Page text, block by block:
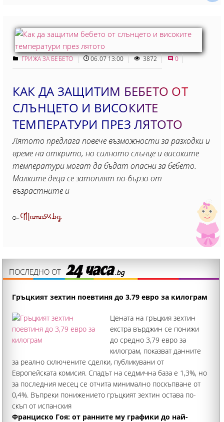
ГРИЖА ЗА БЕБЕТО 06.07 13:00 3872 0
КАК ДА ЗАЩИТИМ БЕБЕТО ОТ
СЛЪНЦЕТО И ВИСОКИТЕ
ТЕМПЕРАТУРИ ПРЕЗ ЛЯТОТО
Лятото предлага повече възможности за разходки и
време на открито, но силното слънце и високите
температури могат да бъдат опасни за бебето.
Малките деца се затоплят по-бързо от
възрастните и
ОтMama24.bg
ПОСЛЕДНО ОТ
Гръцкият зехтин поевтиня до 3,79 евро за килограм
Цената на гръцкия зехтин
екстра върджин се понижи
до средно 3,79 евро за
килограм, показват данните
за реално сключените сделки, публикувани от
Европейската комисия. Спадът на седмична база е 1,3%, но
за последния месец се отчита минимално поскъпване от
0,4%. Въпреки понижението гръцкият зехтин остава по-
скъп от испанския
Франциско Гоя: от ранните му графики до най-